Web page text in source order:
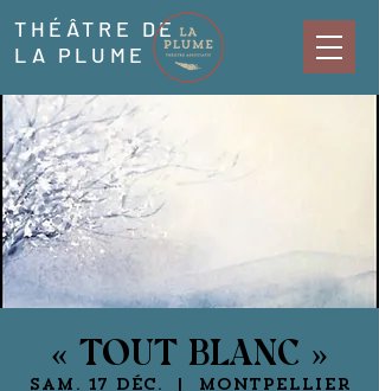
THÉÂTRE DE
LA PLUME
« TOUT BLANC »
sam. 17 déc. Montpellier